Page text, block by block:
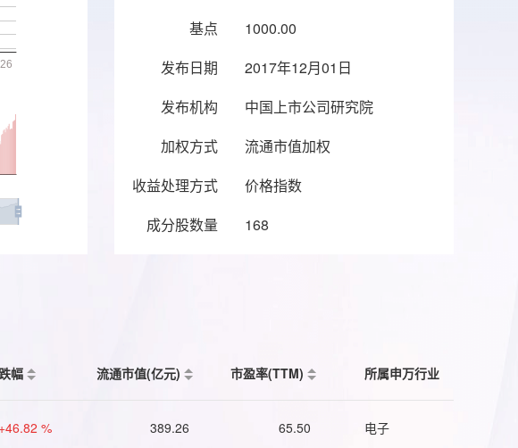
基点
1000.00
发布日期
2017年12月01日
发布机构
中国上市公司研究院
加权方式
流通市值加权
收益处理方式
价格指数
成分股数量
168
幅 流通市值(亿元) 市盈率(TTM) 所属申万行业
+46.82 % 389.26 65.50 电子